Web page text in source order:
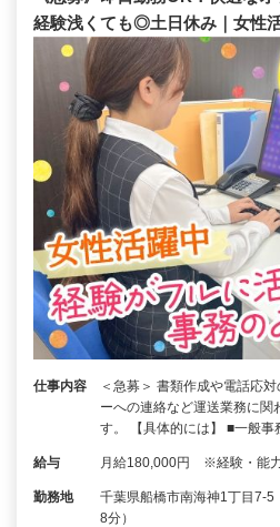
経験浅くても◎土日休み｜女性
仕事内容
＜急募＞ 書類作成や電話応
ーへの連絡など運送業務に関
す。 【具体的には】 ■一般事
給与 月給180,000円 ※経験・能
勤務地
千葉県船橋市南海神1丁目7-
8分）